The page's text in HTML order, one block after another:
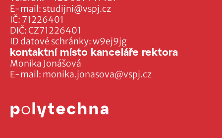
IČ: 71226401
DIČ: CZ71226401
ID datové schránky: w9ej9jg
E-mail: studijni@vspj.cz
kontaktní místo kanceláře rektora
Monika Jonášová
E-mail: monika.jonasova@vspj.cz